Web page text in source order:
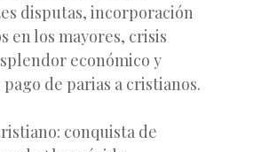
disputas, incorporación
en los mayores, crisis
económico y
de parias a cristianos.
conquista de